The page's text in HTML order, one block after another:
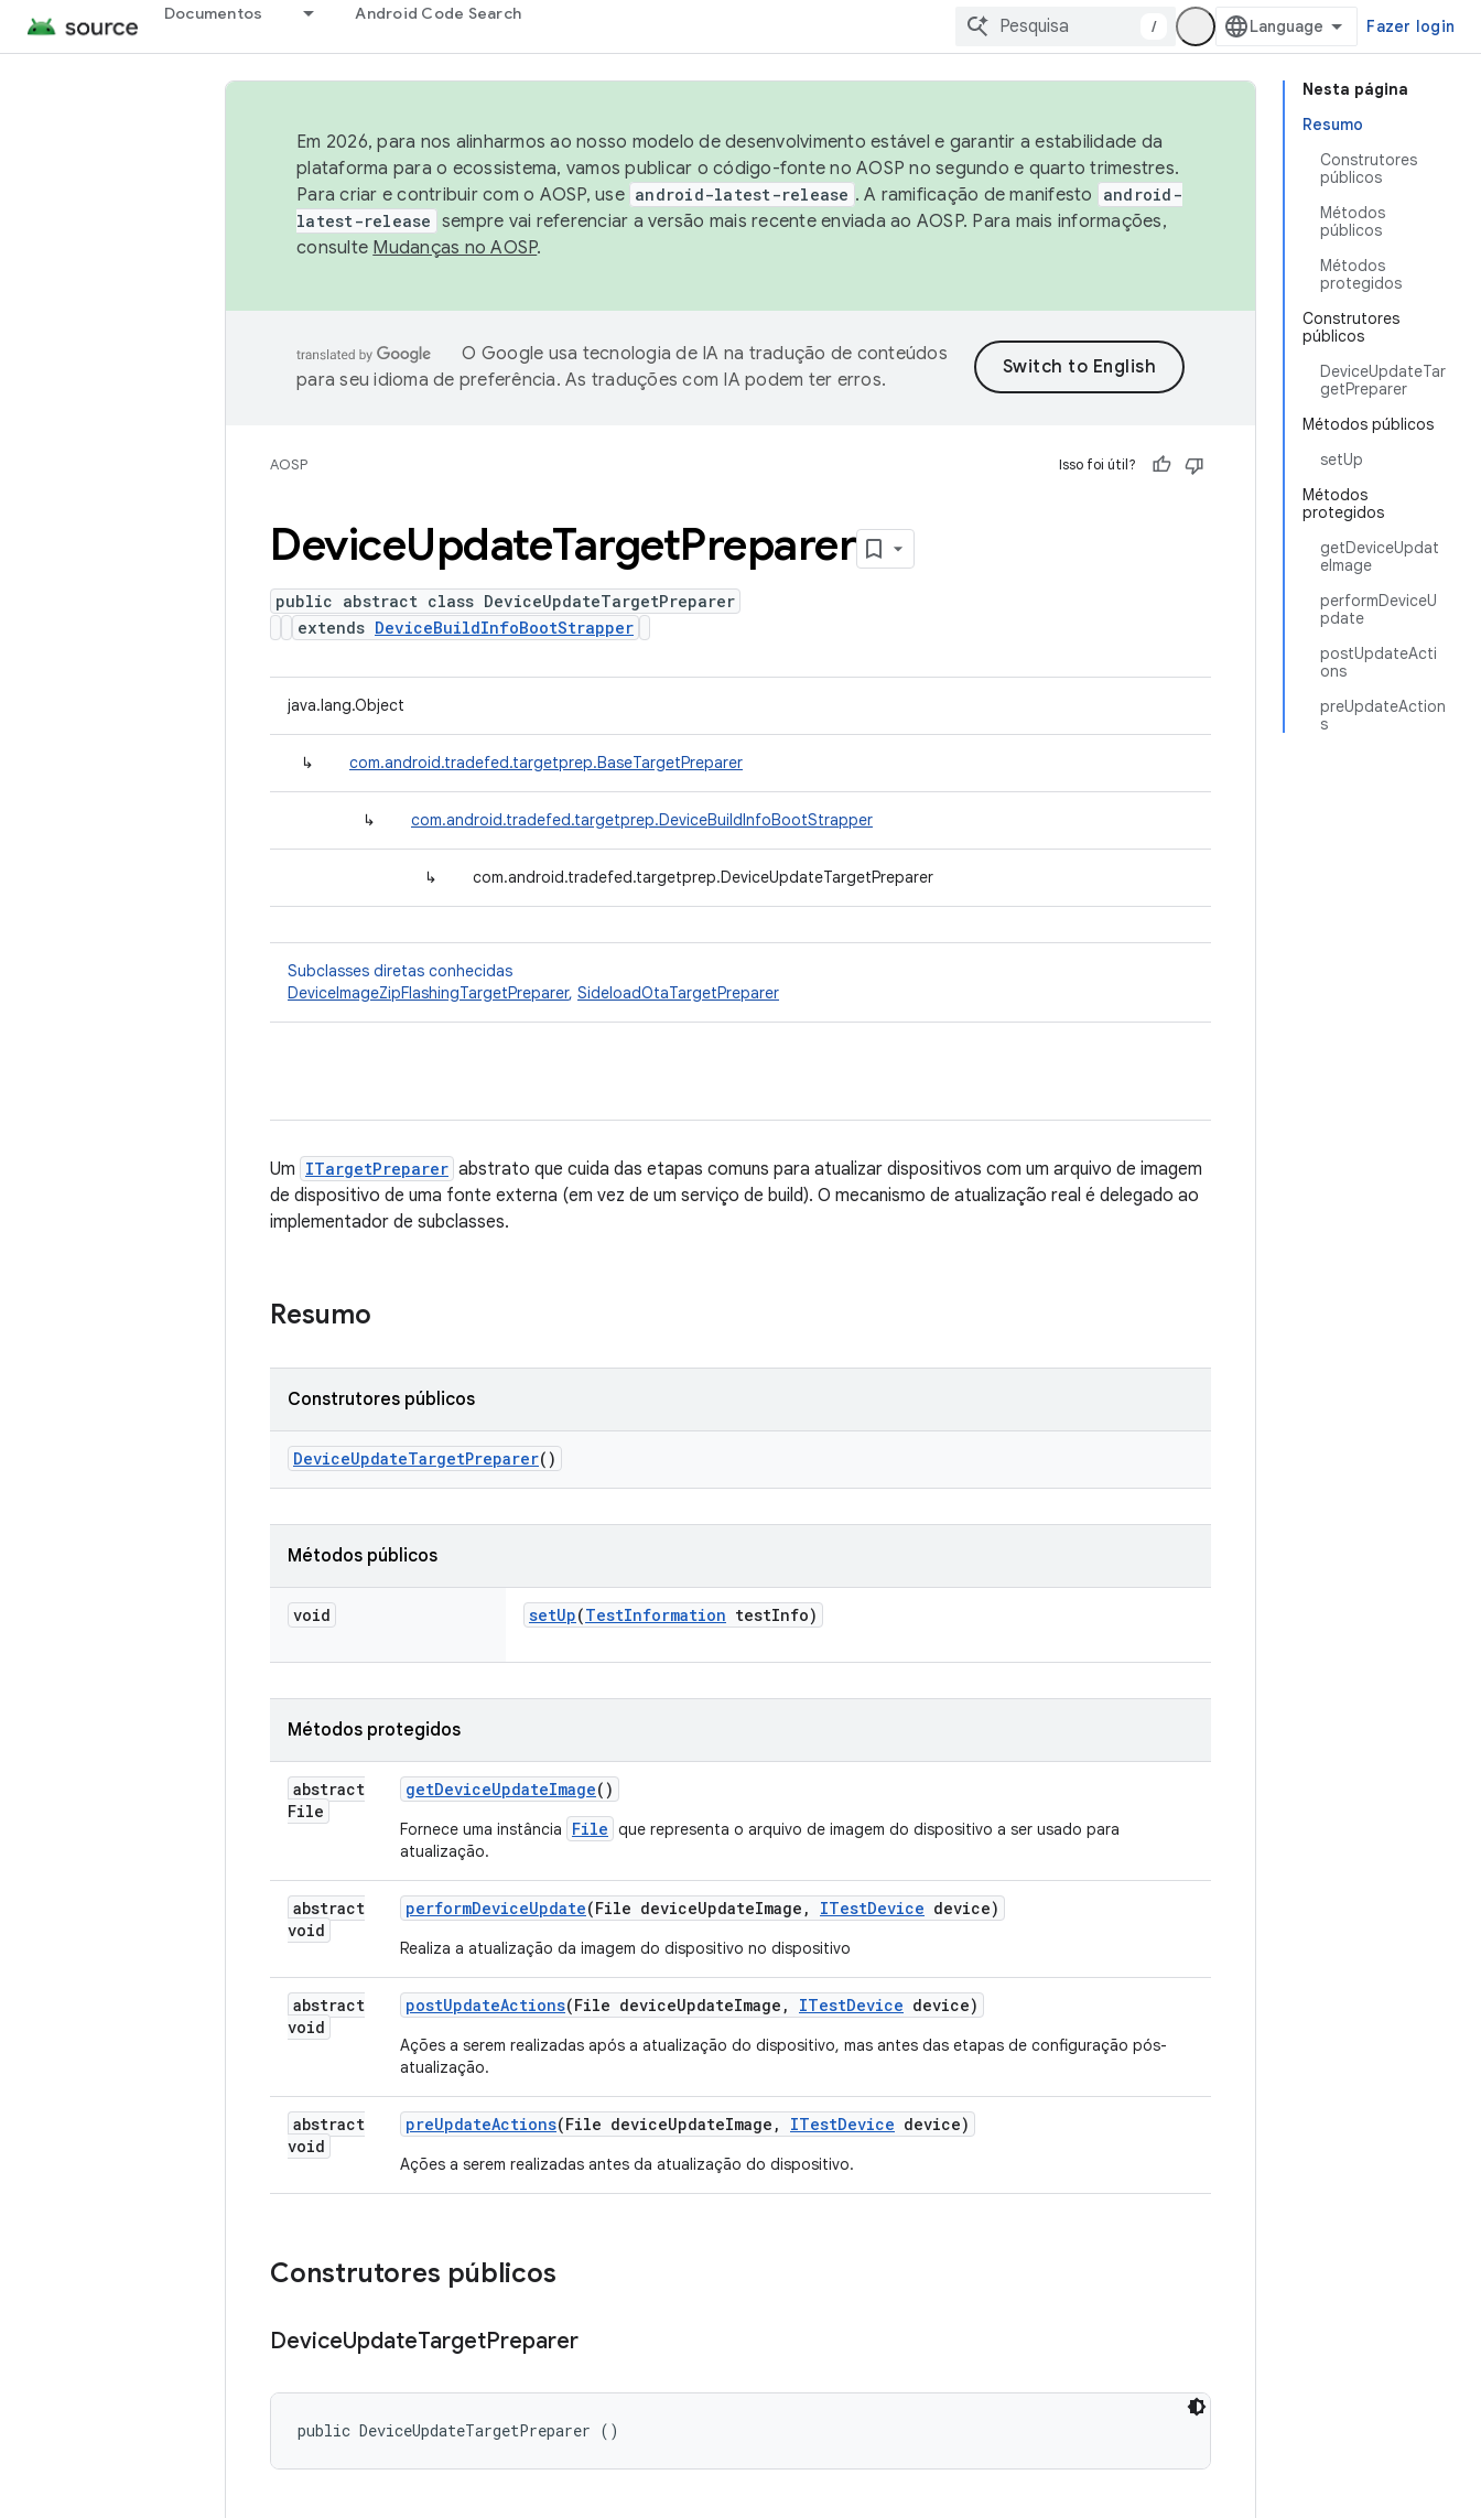
Documentos Android Code Search
/ Fazer login
Nesta página
Resumo
Construtores
públicos
Métodos
públicos
Métodos
protegidos
Construtores
públicos
DeviceUpdateTar
getPreparer
Métodos públicos
setUp
Métodos
protegidos
getDeviceUpdat
eImage
performDeviceU
pdate
postUpdateActi
ons
preUpdateAction
s
Em 2026, para nos alinharmos ao nosso modelo de desenvolvimento estável e garantir a estabilidade da
plataforma para o ecossistema, vamos publicar o código-fonte no AOSP no segundo e quarto trimestres.
Para criar e contribuir com o AOSP, use android-latest-release . A ramificação de manifesto
android-
latest-release sempre vai referenciar a versão mais recente enviada ao AOSP. Para mais informações,
consulte Mudanças no AOSP.
O Google usa tecnologia de IA na tradução de conteúdos
para seu idioma de preferência. As traduções com IA podem ter erros.
AOSP Isso foi útil?
DeviceUpdateTargetPreparer
public abstract class DeviceUpdateTargetPreparer
extends DeviceBuildInfoBootStrapper
java.lang.Object
↳ com.android.tradefed.targetprep.BaseTargetPreparer
↳ com.android.tradefed.targetprep.DeviceBuildInfoBootStrapper
↳ com.android.tradefed.targetprep.DeviceUpdateTargetPreparer
Subclasses diretas conhecidas
DeviceImageZipFlashingTargetPreparer, SideloadOtaTargetPreparer
Um ITargetPreparer abstrato que cuida das etapas comuns para atualizar dispositivos com um arquivo de imagem
de dispositivo de uma fonte externa (em vez de um serviço de build). O mecanismo de atualização real é delegado ao
implementador de subclasses.
Resumo
Construtores públicos
DeviceUpdateTargetPreparer()
Métodos públicos
void setUp(TestInformation testInfo)
Métodos protegidos
abstract
File
getDeviceUpdateImage()
Fornece uma instância File que representa o arquivo de imagem do dispositivo a ser usado para
atualização.
abstract
void
performDeviceUpdate(File deviceUpdateImage , ITestDevice device)
Realiza a atualização da imagem do dispositivo no dispositivo
abstract
void
postUpdateActions(File deviceUpdateImage , ITestDevice device)
Ações a serem realizadas após a atualização do dispositivo, mas antes das etapas de configuração pós-
atualização.
abstract
void
preUpdateActions(File deviceUpdateImage , ITestDevice device)
Ações a serem realizadas antes da atualização do dispositivo.
Construtores públicos
DeviceUpdateTargetPreparer
public DeviceUpdateTargetPreparer ()